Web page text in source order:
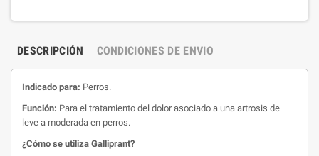
DESCRIPCIÓN CONDICIONES DE ENVIO
Indicado para: Perros.
Función: Para el tratamiento del dolor asociado a una artrosis de
leve a moderada en perros.
¿Cómo se utiliza Galliprant?